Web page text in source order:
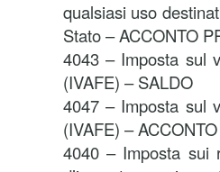
qualsiasi uso
Stato – ACCONTO
4043 – Imposta sul
(IVAFE) – SALDO
4047 – Imposta sul
(IVAFE) –
4040 – Imposta sui